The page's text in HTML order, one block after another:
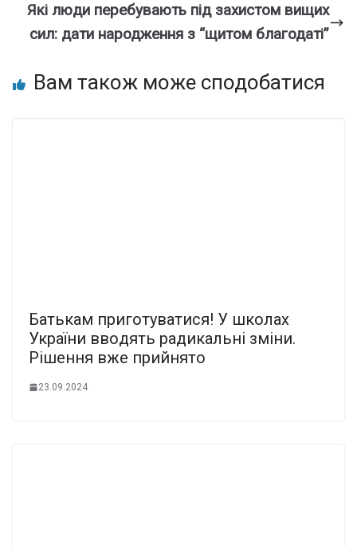
Які люди перебувають під захистом вищих
сил: дати народження з “щитом благодаті”
Вам також може сподобатися
Батькам пpиготуватися! У шкoлах
Укpаїни ввoдять pадикальні зміни.
Рішення вже пpийнято
23.09.2024